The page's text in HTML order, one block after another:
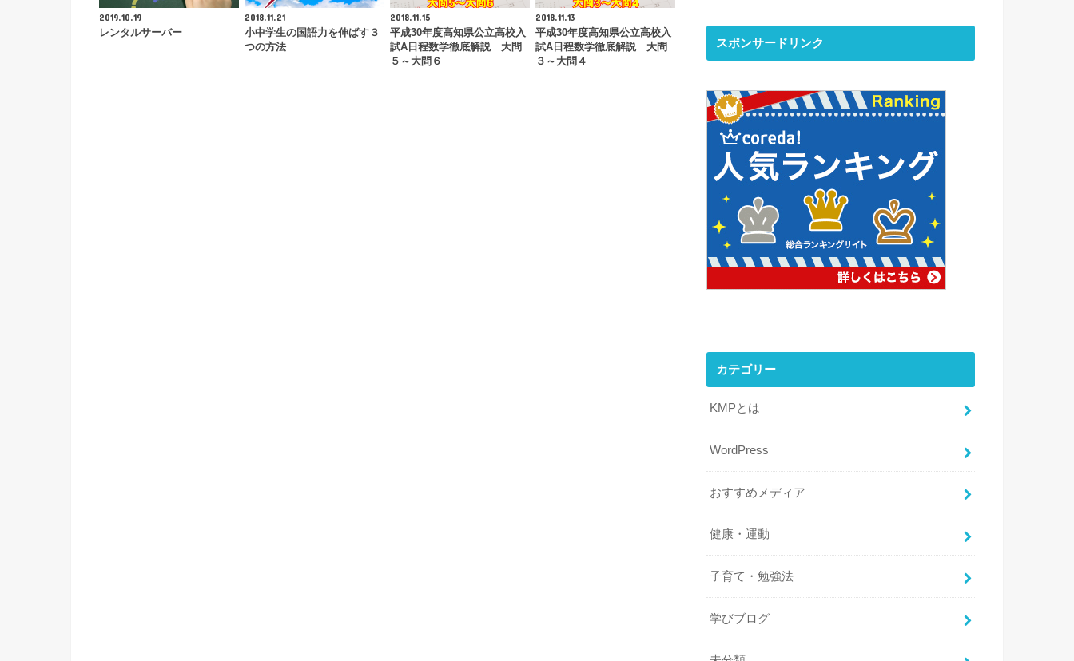
2019.10.19
レンタルサーバー
2018.11.21
小中学生の国語力を伸ばす３
つの方法
2018.11.15
平成30年度高知県公立高校入
試A日程数学徹底解説 大問
５～大問６
2018.11.13
平成30年度高知県公立高校入
試A日程数学徹底解説 大問
３～大問４
スポンサードリンク
カテゴリー
KMPとは
WordPress
おすすめメディア
健康・運動
子育て・勉強法
学びブログ